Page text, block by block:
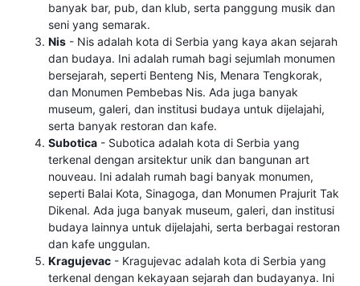
banyak bar, pub, dan klub, serta panggung musik dan
seni yang semarak.
Nis - Nis adalah kota di Serbia yang kaya akan sejarah
dan budaya. Ini adalah rumah bagi sejumlah monumen
bersejarah, seperti Benteng Nis, Menara Tengkorak,
dan Monumen Pembebas Nis. Ada juga banyak
museum, galeri, dan institusi budaya untuk dijelajahi,
serta banyak restoran dan kafe.
Subotica - Subotica adalah kota di Serbia yang
terkenal dengan arsitektur unik dan bangunan art
nouveau. Ini adalah rumah bagi banyak monumen,
seperti Balai Kota, Sinagoga, dan Monumen Prajurit Tak
Dikenal. Ada juga banyak museum, galeri, dan institusi
budaya lainnya untuk dijelajahi, serta berbagai restoran
dan kafe unggulan.
Kragujevac - Kragujevac adalah kota di Serbia yang
terkenal dengan kekayaan sejarah dan budayanya. Ini